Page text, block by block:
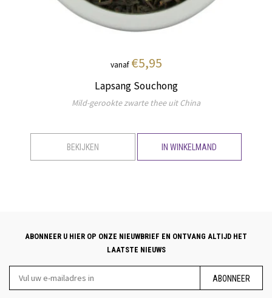
vanaf €5,95
Lapsang Souchong
Mild-gerookte zwarte thee uit China
BEKIJKEN IN WINKELMAND
ABONNEER U HIER OP ONZE NIEUWBRIEF EN ONTVANG ALTIJD HET
LAATSTE NIEUWS
ABONNEER